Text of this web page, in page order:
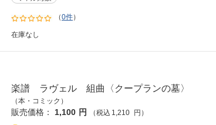
（0件）
在庫なし
楽譜 ラヴェル 組曲〈クープランの墓〉
（本・コミック）
販売価格： 1,100 円 （税込 1,210 円 ）